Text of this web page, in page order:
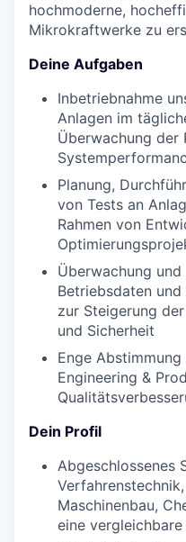
hochmoderne,
Mikrokraftwerke zu
Deine Aufgaben
Inbetriebnahme
Anlagen im
Überwachung der
Planung,
von Tests an
Rahmen von
Überwachung
Betriebsdaten
zur Steigerung
und Sicherheit
Enge
Engineering &
Dein Profil
Abgeschlossenes
Maschinenbau,
eine